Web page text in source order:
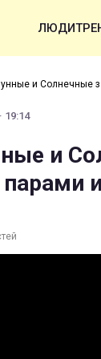
ЛЮДИ
и Солнечные
19:14
и
парами